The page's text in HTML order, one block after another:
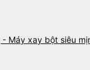
Máy xay bột siêu